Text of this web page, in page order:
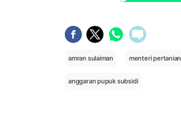
amran sulaiman menteri pertanian
anggaran pupuk subsidi